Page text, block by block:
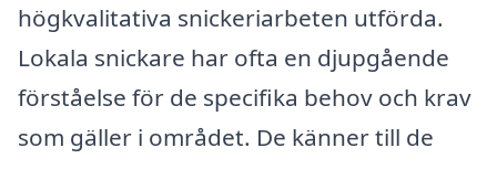
högkvalitativa snickeriarbeten utförda.
Lokala snickare har ofta en djupgående
förståelse för de specifika behov och krav
som gäller i området. De känner till de